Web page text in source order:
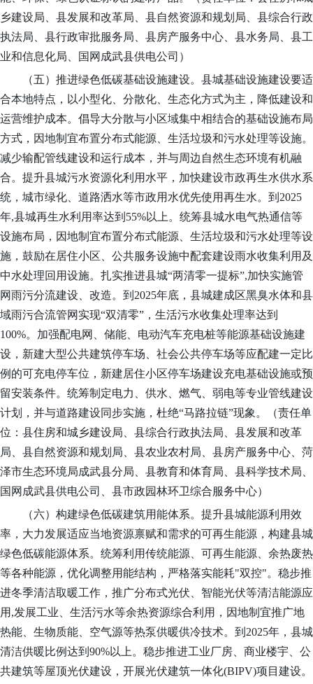
乡建设局、 县发展和改革局 县自然资源和规划局、 县综合行政
执法局、县行政审批服务局、县房产服务中心、县水务局、县工
业和信息化局、国网成武县供电公司 ）
（五）推进绿色低碳基础设施建设。 县城基础设施建设要适
合本地特点，以小型化、分散化、生态化方式为主，降低建设和
运营维护成本。倡导大分散与小区域集中相结合的基础设施布局
方式 ， 因地制宜布置分布式能源、生活垃圾和污水处理等设施。
减少输配管线建设和运行成本，并与周边自然生态环境有机融
合。提升县城污水资源化利用水平，加快建设市政再生水供水系
统 ， 城市绿化、道路洒水等市政用水优先使用再生水。到 2025
年,县城再生水利用率达到55%以上。统筹县城水电气热通信等
设施布局，因地制宜布置分布式能源、生活垃圾和污水处理等设
施，鼓励在居住小区、公共服务设施中配套建设雨水收集利用及
中水处理回用设施。扎实推进县城“两清零一提标”,加快实施管
网雨污分流建设、改造。到2025年底 ，县城建成区黑臭水体和县
域雨污合流管网实现“双清零”，生活污水收集处理率达到
100%。加强配电网、储能、电动汽车充电桩等能源基础设施建
设，新建大型公共建筑停车场、社会公共停车场等应配建一定比
例的可充电停车位，新建居住小区停车场建设充电基础设施或预
留安装条件。统筹制定电力、供水、燃气、弱电等专业管线建设
计划，并与道路建设同步实施，杜绝“马路拉链”现象。
（责任单
位：县住房和城乡建设局、县综合行政执法局、县发展和改革
局、县自然资源和规划局、县农业农村局 、县房产服务中心、 菏
泽市生态环境局成武县分局 、县教育和体育局、县科学技术局、
国网成武县供电公司、县市政园林环卫综合服务中心）
（六）构建绿色低碳建筑用能体系。 提升县城能源利用效
率，大力发展适应当地资源禀赋和需求的可再生能源，构建县城
绿色低碳能源体系。统筹利用传统能源、可再生能源、余热废热
等各种能源 ， 优化调整用能结构，严格落实能耗"双控"。稳步推
进冬季清洁取暖工作，推广分布式光伏、智能光伏等清洁能源应
用,发展工业、生活污水等余热资源综合利用，因地制宜推广地
热能、生物质能、空气源等热泵供暖供冷技术。到2025年，县城
清洁供暖比例达到 90%以上。稳步推进工业厂房、商业楼宇、公
共建筑等屋顶光伏建设，开展光伏建筑一体化(BIPV)项目建设。